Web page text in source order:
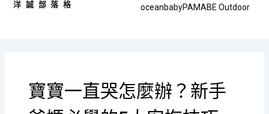
洋誠部落格 oceanbabyPAMABE Outdoor
寶寶一直哭怎麼辦？新手